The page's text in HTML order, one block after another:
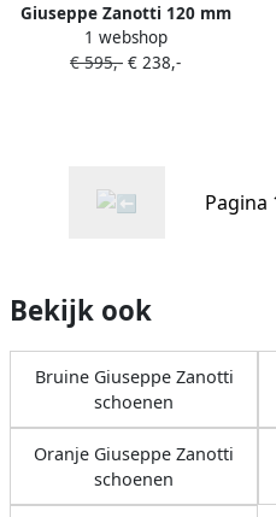
Giuseppe Zanotti 120 mm
Darsey sandalen Geel
1 webshop
€ 595,- € 238,-
Pagina
Bekijk ook
Bruine Giuseppe Zanotti
schoenen
Oranje Giuseppe Zanotti
schoenen